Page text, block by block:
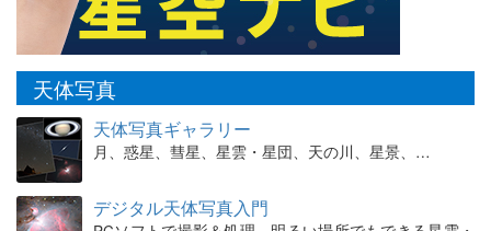
天体写真
天体写真ギャラリー
月、惑星、彗星、星雲・星団、天の川、星景、…
デジタル天体写真入門